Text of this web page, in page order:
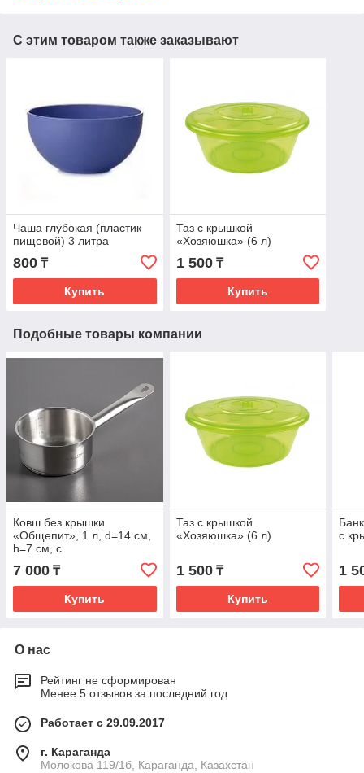
С этим товаром также заказывают
Чаша глубокая (пластик
пищевой) 3 литра
800 ₸
Купить
Таз с крышкой
«Хозяюшка» (6 л)
1 500₸
Купить
Подобные товары компании
Ковш без крышки
«Общепит», 1 л, d=14 см,
h=7 см, с
теплораспределительным
слоем
7 000 ₸
Купить
Таз с крышкой
«Хозяюшка» (6 л)
1 500₸
Купить
с
1
О нас
Рейтинг не сформирован
Менее 5 отзывов за последний год
Работает с 29.09.2017
г. Караганда
Молокова 119/1б, Караганда, Казахстан